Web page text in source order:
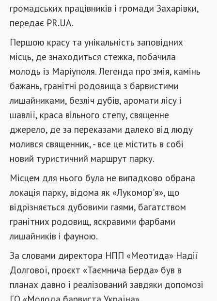
громадських працівників і громади Захарівки,
передає PR.UA.
Першою красу та унікальність заповідних
місць, де знаходиться стежка, побачила
молодь із Маріуполя. Легенда про змія, камінь
бажань, гранітні родовища з барвистими
лишайниками, безліч дубів, аромати лісу і
шавлії, краса вільного степу, священне
джерело, де за переказами далеко від люду
молився священник, - все це містить в собі
новий туристичний маршрут парку.
Місцем для нього була не випадково обрана
локація парку, відома як «Лукомор'я», що
відрізняється дубовими гаями, багатством
гранітних родовищ, яскравими фарбами
лишайників і фауною.
За словами директора НПП «Меотида» Надії
Долгової, проєкт «Таємнича Берда» був в
планах давно і реалізований завдяки допомозі